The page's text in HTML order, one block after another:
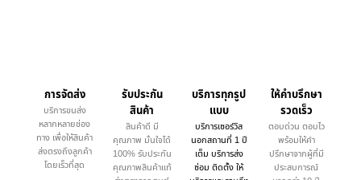
การจัดส่ง
บริการขนส่ง
หลากหลายช่อง
ทาง เพื่อให้สินค้า
ส่งตรงถึงลูกค้า
โดยเร็วที่สุด
รับประกัน
สินค้า
สินค้าดี มี
คุณภาพ มั่นใจได้
100% รับประกัน
คุณภาพสินค้าแท้
บริการทุกรูป
แบบ
บริการเซอร์วิส
นอกสถานที่ 1 ปี
เต็ม บริการส่ง
ซ่อม ติดตั้ง ให้
ให้คำบรึกษา
รวดเร็ว
ตอบด่วน ตอบไว
พร้อมให้คำ
ปรึกษาจากผู้ที่มี
ประสบการณ์